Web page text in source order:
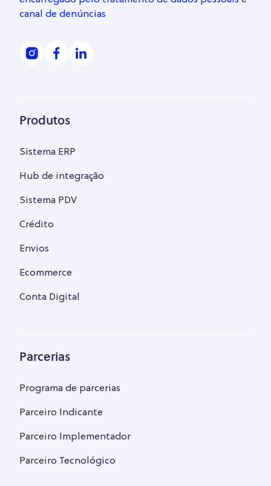
canal de denúncias
Produtos
Sistema ERP
Hub de integração
Sistema PDV
Crédito
Envios
Ecommerce
Conta Digital
Parcerias
Programa de parcerias
Parceiro Indicante
Parceiro Implementador
Parceiro Tecnológico